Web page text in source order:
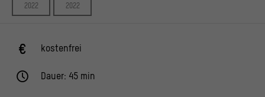
2022 2022
kostenfrei
Dauer: 45 min